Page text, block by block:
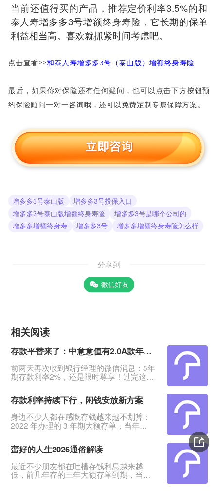
当前还值得买的产品，推荐定价利率3.5%的和
泰人寿增多多3号增额终身寿险，它长期的保单
利益相当高。喜欢就抓紧时间考虑吧。
点击查看>>和泰人寿增多多3号（泰山版）增额终身寿险
最后，如果你对保险还有任何疑问，也可以点击下方按钮预
约保险顾问一对一咨询哦，还可以免费定制专属保障方案。
增多多3号泰山版
增多多3号投保入口
增多多3号泰山版增额终身寿险
增多多3号是哪个公司的
增多多增额终身寿
增多多3号 增多多增额终身寿险怎么样
分享到
微信好友
相关阅读
存款平替来了：中意意值有2.0A款年金保险（分红型）值得买吗
前两天再次收到银行经理的微信消息：5年
期存款利率2%，还是限时尊享！过完这个
率一再下降，看着不断缩水的钱，心里哇
凉哇凉的。有多少人像我一样，想找一个
安全又能高过银行定存的地方存钱？
&nbsp;中意人寿推出爆款年金险——意值
有2.0A款年金保险（分红型）。&nbsp;意
新升级的2
存款利率持续下行，闲钱安放新方案
身边不少人都在感慨存钱越来越不划算：
2022 年办理的 3 年期大额存单，当年
从前瞧不上的收益，如今成了稀缺品。这
不是个别现象，是全民都要面对的市场现
状。多家头部券商测算，2026 年国内超
50 万亿居民定期存款集中到期，叠加银行
中长期存款利率一路下调，资产保值的压
蛮好的人生2026通俗解读
最近不少朋友都在吐槽存钱利息越来越
低，前几年存的三年大额存单到期，当初